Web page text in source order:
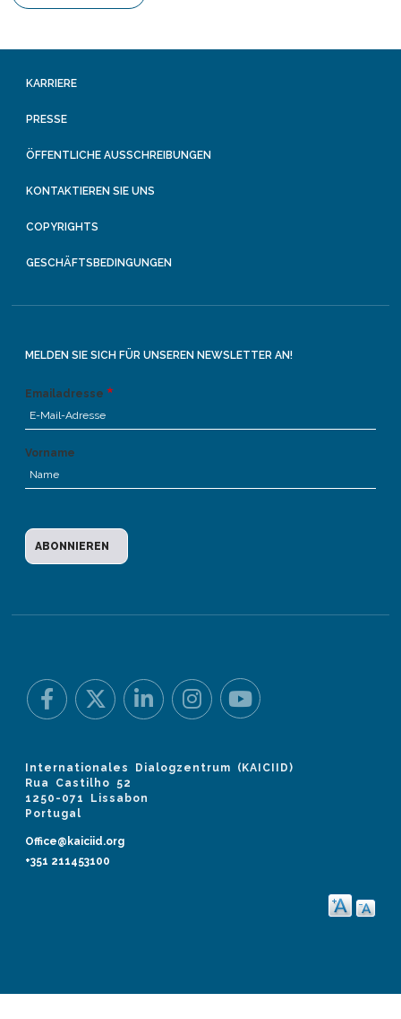
KARRIERE
PRESSE
ÖFFENTLICHE AUSSCHREIBUNGEN
KONTAKTIEREN SIE UNS
COPYRIGHTS
GESCHÄFTSBEDINGUNGEN
MELDEN SIE SICH FÜR UNSEREN NEWSLETTER AN!
Emailadresse
Vorname
Internationales Dialogzentrum (KAICIID)
Rua Castilho 52
1250-071 Lissabon
Portugal
Office@kaiciid.org
+351 211453100